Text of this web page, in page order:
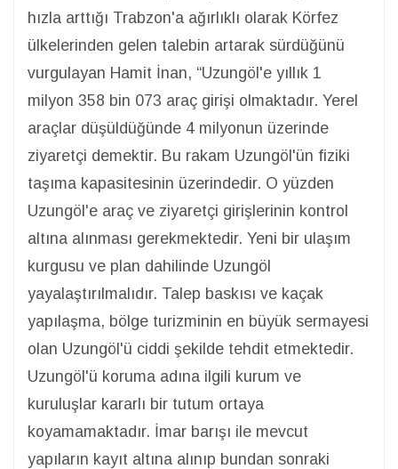
hızla arttığı Trabzon'a ağırlıklı olarak Körfez
ülkelerinden gelen talebin artarak sürdüğünü
vurgulayan Hamit İnan, “Uzungöl'e yıllık 1
milyon 358 bin 073 araç girişi olmaktadır. Yerel
araçlar düşüldüğünde 4 milyonun üzerinde
ziyaretçi demektir. Bu rakam Uzungöl'ün fiziki
taşıma kapasitesinin üzerindedir. O yüzden
Uzungöl'e araç ve ziyaretçi girişlerinin kontrol
altına alınması gerekmektedir. Yeni bir ulaşım
kurgusu ve plan dahilinde Uzungöl
yayalaştırılmalıdır. Talep baskısı ve kaçak
yapılaşma, bölge turizminin en büyük sermayesi
olan Uzungöl'ü ciddi şekilde tehdit etmektedir.
Uzungöl'ü koruma adına ilgili kurum ve
kuruluşlar kararlı bir tutum ortaya
koyamamaktadır. İmar barışı ile mevcut
yapıların kayıt altına alınıp bundan sonraki